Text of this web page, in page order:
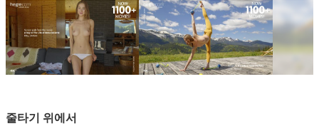
줄타기 위에서